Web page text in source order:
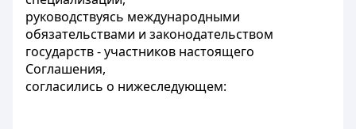
руководствуясь международными
обязательствами и законодательством
государств - участников настоящего
Соглашения,
согласились о нижеследующем: